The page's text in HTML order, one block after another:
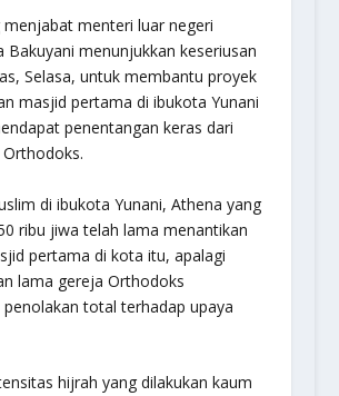
menjabat menteri luar negeri
Bakuyani menunjukkan keseriusan
Selasa, untuk membantu proyek
masjid pertama di ibukota Yunani
penentangan keras dari
di ibukota Yunani, Athena yang
ribu jiwa telah lama menantikan
pertama di kota itu, apalagi
lama gereja Orthodoks
total terhadap upaya
hijrah yang dilakukan kaum